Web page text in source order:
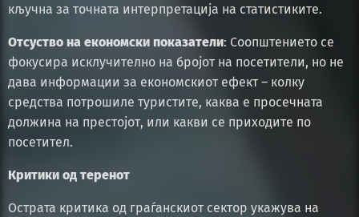
кључна за точната интерпретација на статистиките.
Отсуство на економски показатели: Соопштението се
фокусира исклучително на бројот на посетители, но не
дава информации за економскиот ефект – колку
средства потрошиле туристите, каква е просечната
должина на престојот, или какви се приходите по
посетител.
Критики од теренот
Острата критика од граѓанскиот сектор укажува на